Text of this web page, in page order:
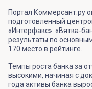
Портал Коммерсант.ру
подготовленный
«Интерфакс». «Вятка-
результаты по
170 место в рейтинге.
Темпы роста банка за
высокими, начиная с
года активы банка